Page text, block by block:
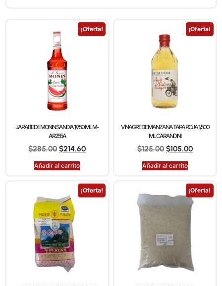
¡Oferta!
JARABE DE MONIN SANDIA 1/750 ML M-
AR255A
$285.00 $214.60
Añadir al carrito
¡Oferta!
VINAGRE DE MANZANA TAPA ROJA 1/500
ML CARANDINI
$125.00 $105.00
Añadir al carrito
¡Oferta! ¡Oferta!